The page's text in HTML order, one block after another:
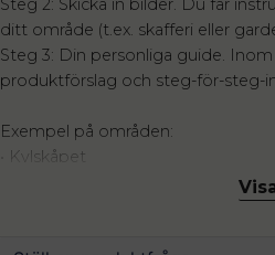
Steg 2: Skicka in bilder. Du får
ditt område (t.ex. skafferi eller
Steg 3: Din personliga guide.
produktförslag och steg-för-steg-
Exempel på områden:
• Kylskåpet